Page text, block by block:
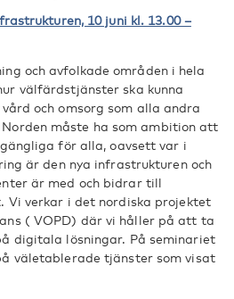
10 juni kl. 13.00 –
och avfolkade områden i hela
välfärdstjänster ska kunna
och omsorg som alla andra
måste ha som ambition att
för alla, oavsett var i
är den nya infrastrukturen och
är med och bidrar till
Vi verkar i det nordiska projektet
( VOPD) där vi håller på att ta
digitala lösningar. På seminariet
väletablerade tjänster som visat